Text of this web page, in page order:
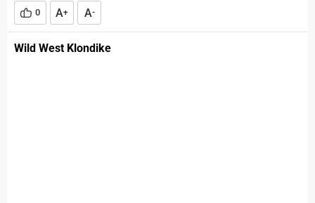
0 A+ A-
Wild West Klondike